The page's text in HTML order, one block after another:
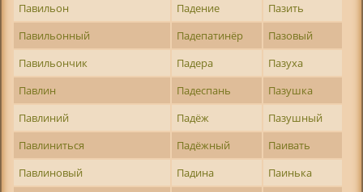
Павильон
Падение
Пазить
Павильонный
Падепатинёр
Пазовый
Павильончик
Падера
Пазуха
Павлин
Падеспань
Пазушка
Павлиний
Падёж
Пазушный
Павлиниться
Падёжный
Паивать
Павлиновый
Падина
Паинька